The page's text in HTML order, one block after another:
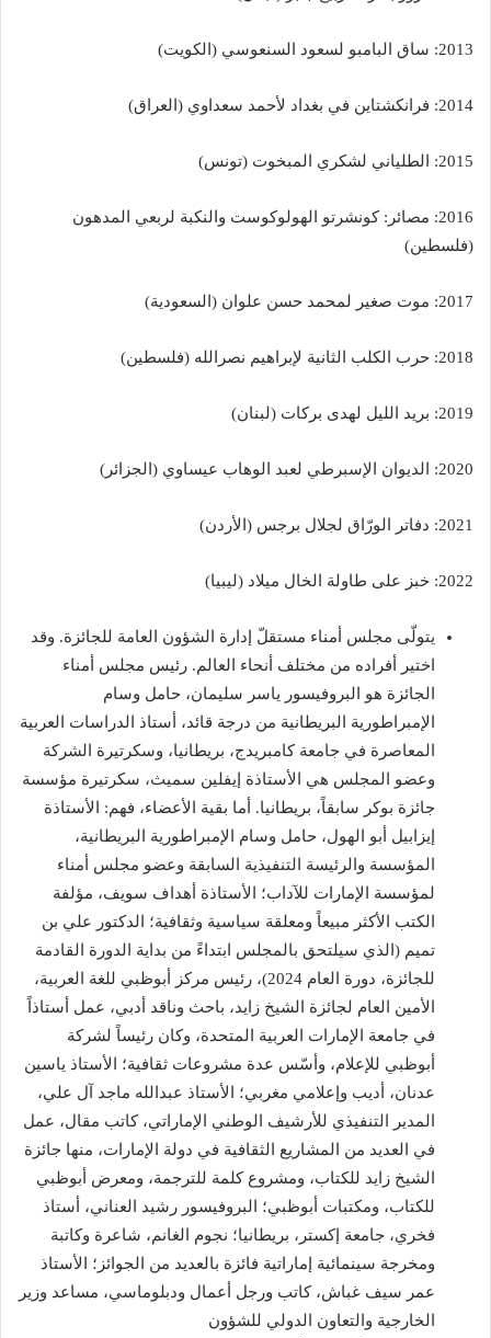
2013: ساق البامبو لسعود السنعوسي (الكويت)
2014: فرانكشتاين في بغداد لأحمد سعداوي (العراق)
2015: الطلياني لشكري المبخوت (تونس)
2016: مصائر: كونشرتو الهولوكوست والنكبة لربعي المدهون
(فلسطين)
2017: موت صغير لمحمد حسن علوان (السعودية)
2018: حرب الكلب الثانية لإبراهيم نصرالله (فلسطين)
2019: بريد الليل لهدى بركات (لبنان)
2020: الديوان الإسبرطي لعبد الوهاب عيساوي (الجزائر)
2021: دفاتر الورّاق لجلال برجس (الأردن)
2022: خبز على طاولة الخال ميلاد (ليبيا)
يتولّى مجلس أمناء مستقلّ إدارة الشؤون العامة للجائزة. وقد
اختير أفراده من مختلف أنحاء العالم. رئيس مجلس أمناء
الجائزة هو البروفيسور ياسر سليمان، حامل وسام
الإمبراطورية البريطانية من درجة قائد، أستاذ الدراسات العربية
المعاصرة في جامعة كامبريدج، بريطانيا، وسكرتيرة الشركة
وعضو المجلس هي الأستاذة إيفلين سميث، سكرتيرة مؤسسة
جائزة بوكر سابقاً، بريطانيا. أما بقية الأعضاء، فهم: الأستاذة
إيزابيل أبو الهول، حامل وسام الإمبراطورية البريطانية،
المؤسسة والرئيسة التنفيذية السابقة وعضو مجلس أمناء
لمؤسسة الإمارات للآداب؛ الأستاذة أهداف سويف، مؤلفة
الكتب الأكثر مبيعاً ومعلقة سياسية وثقافية؛ الدكتور علي بن
تميم (الذي سيلتحق بالمجلس ابتداءً من بداية الدورة القادمة
للجائزة، دورة العام 2024)، رئيس مركز أبوظبي للغة العربية،
الأمين العام لجائزة الشيخ زايد، باحث وناقد أدبي، عمل أستاذاً
في جامعة الإمارات العربية المتحدة، وكان رئيساً لشركة
أبوظبي للإعلام، وأسّس عدة مشروعات ثقافية؛ الأستاذ ياسين
عدنان، أديب وإعلامي مغربي؛ الأستاذ عبدالله ماجد آل علي،
المدير التنفيذي للأرشيف الوطني الإماراتي، كاتب مقال، عمل
في العديد من المشاريع الثقافية في دولة الإمارات، منها جائزة
الشيخ زايد للكتاب، ومشروع كلمة للترجمة، ومعرض أبوظبي
للكتاب، ومكتبات أبوظبي؛ البروفيسور رشيد العناني، أستاذ
فخري، جامعة إكستر، بريطانيا؛ نجوم الغانم، شاعرة وكاتبة
ومخرجة سينمائية إماراتية فائزة بالعديد من الجوائز؛ الأستاذ
عمر سيف غباش، كاتب ورجل أعمال ودبلوماسي، مساعد وزير
الخارجية والتعاون الدولي للشؤون